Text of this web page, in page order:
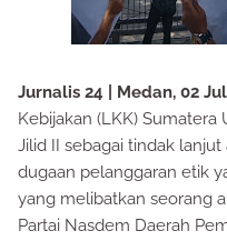
Jurnalis 24 | Medan, 02
Kebijakan (LKK)
Jilid II sebagai tindak
dugaan pelanggaran etik
yang melibatkan seorang
Partai Nasdem Daerah